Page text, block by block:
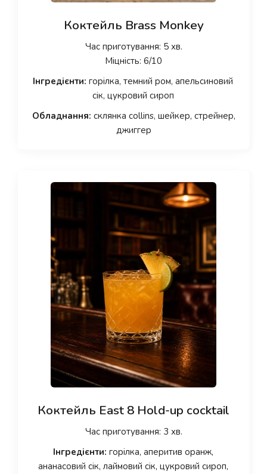
Коктейль Brass Monkey
Час приготування: 5 хв.
Міцність: 6/10
Інгредієнти: горілка, темний ром, апельсиновий
сік, цукровий сироп
Обладнання: склянка collins, шейкер, стрейнер,
джиггер
Коктейль East 8 Hold-up cocktail
Час приготування: 3 хв.
Інгредієнти: горілка, аперитив оранж,
ананасовий сік, лаймовий сік, цукровий сироп,